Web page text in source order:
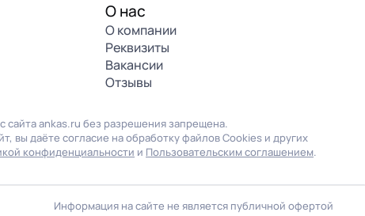
О нас
О компании
Реквизиты
Вакансии
Отзывы
ankas.ru без разрешения запрещена.
вы даёте согласие на обработку файлов Cookies и других
конфиденциальности и Пользовательским соглашением.
Информация на сайте не является публичной офертой